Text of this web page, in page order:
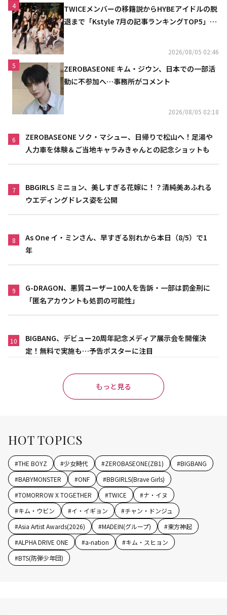
4
TWICEメンバーの移籍説からHYBEアイドルの脱
退まで「Kstyle 7月の記事ランキングTOP5」を
2026/08/05 02:46
5
ZEROBASEONE キム・ジウン、日本での一部活
動に不参加へ…事務所がコメント
2026/08/05 02:18
6
ZEROBASEONE ソク・マシュー、日帰りで松山へ！足湯や
人力車を体験＆ご当地キャラみきゃんとの記念ショットも
7
BBGIRLS ミニョン、美しすぎる花嫁に！？清純美あふれる
ウエディングドレス姿を公開
8
As One イ・ミンさん、早すぎる別れから本日（8/5）で1
年
9
G-DRAGON、悪質ユーザー100人を告訴・一部は罰金刑に
「匿名アカウントも処罰の可能性」
10
BIGBANG、デビュー20周年記念メディア展示会を開催決
定！無料で実施も…予告ポスターに注目
もっと見る
HOT TOPICS
#THE BOYZ #少女時代 #ZEROBASEONE(ZB1) #BIGBANG
#BABYMONSTER #ONF #BBGIRLS(Brave Girls)
#TOMORROW X TOGETHER #TWICE #ナ・イヌ
#キム・ウビン #イ・イギョン #チャン・ドンジュ
#Asia Artist Awards(2026) #MADEIN(グループ) #東方神起
#ALPHA DRIVE ONE #a-nation #キム・スヒョン
#BTS(防弾少年団)